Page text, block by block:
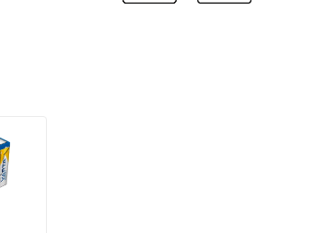
Triumph Adler 121 jet PD